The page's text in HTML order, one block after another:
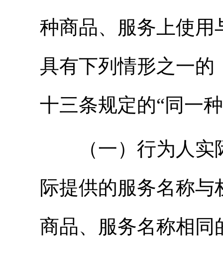
种商品、服务上使用
具有下列情形之一
十三条规定的“同一
（一）行为人实
际提供的服务名称
商品、服务名称相同